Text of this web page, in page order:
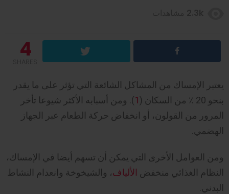
4
يعتبر الإمساك من المشاكل الشائعة التي تؤثر على ما يقدر
بنحو 20 ٪ من السكان (
1). ومن أسبابه الأكثر شيوعا تأخر
المرور من القولون، أو انخفاض حركة الطعام عبر الجهاز
الهضمي.
ومن العوامل الأخرى التي يمكن أن تسهم أيضا في الإمساك،
النظام الغذائي منخفض
الألياف، والشيخوخة وانعدام النشاط
البدني.